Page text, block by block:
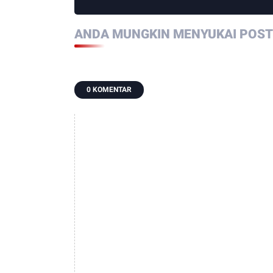
ANDA MUNGKIN MENYUKAI
0 KOMENTAR